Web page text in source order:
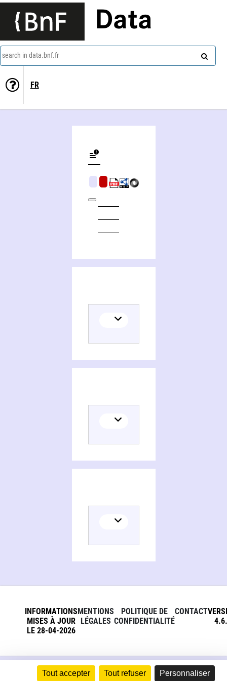
Tout accepter Tout refuser Personnaliser
Data
search in data.bnf.fr
FR
INFORMATIONS
MISES À JOUR
LE 28-04-2026
MENTIONS
LÉGALES
POLITIQUE DE
CONFIDENTIALITÉ
CONTACT